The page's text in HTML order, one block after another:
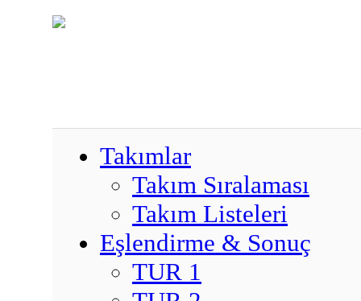
Takımlar
Takım Sıralaması
Takım Listeleri
Eşlendirme & Sonuç
TUR 1